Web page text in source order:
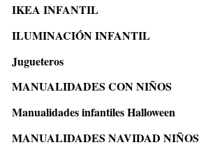
IKEA INFANTIL
ILUMINACIÓN INFANTIL
Jugueteros
MANUALIDADES CON NIÑOS
Manualidades infantiles Halloween
MANUALIDADES NAVIDAD NIÑOS